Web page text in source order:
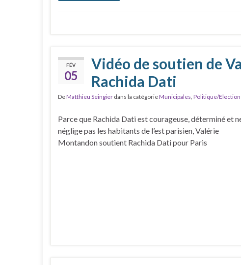
FÉV
05
Vidéo de soutien de
Rachida Dati
DeMatthieu Seingier dans la catégorieMunicipales, Politique/Election
Parce que Rachida Dati est courageuse, déterminé et
néglige pas les habitants de l’est parisien, Valérie
Montandon soutient Rachida Dati pour Paris